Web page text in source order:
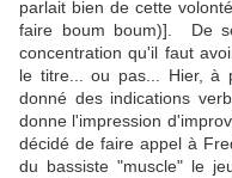
parlait bien de cette
faire boum boum)]. De
concentration qu'il faut
le titre... ou pas... Hier, à
donné des indications
donne l'impression
décidé de faire appel à
du bassiste "muscle" le